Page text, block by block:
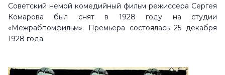
Советский немой комедийный фильм режиссера Сергея
Комарова был снят в 1928 году на студии
«Межрабпомфильм». Премьера состоялась 25 декабря
1928 года.